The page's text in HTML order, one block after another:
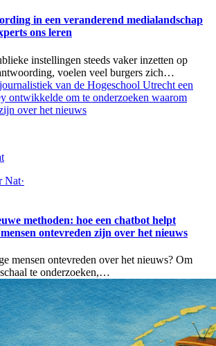
in een veranderend medialandschap
ons leren
instellingen steeds vaker inzetten op
voelen veel burgers zich…
Nat·
methoden: hoe een chatbot helpt
ontevreden zijn over het nieuws
mensen ontevreden over het nieuws? Om
te onderzoeken,…